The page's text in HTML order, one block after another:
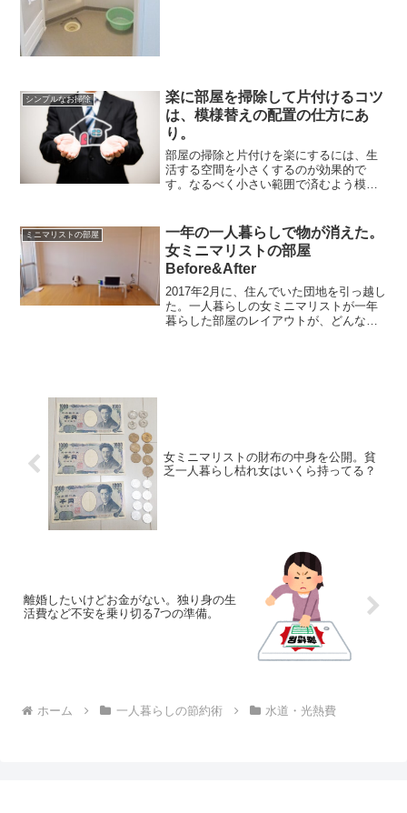
シンプルなお掃除
楽に部屋を掃除して片付けるコツ
は、模様替えの配置の仕方にあ
り。
部屋の掃除と片付けを楽にするには、生
活する空間を小さくするのが効果的で
す。なるべく小さい範囲で済むよう模様
業中は、立つ手間さえ惜しい。そんなズ
ボラには、座ったままで大体...
ミニマリストの部屋
一年の一人暮らしで物が消えた。
女ミニマリストの部屋
Before&After
2017年2月に、住んでいた団地を引っ越し
た。一人暮らしの女ミニマリストが一年
暮らした部屋のレイアウトが、どんな感
女ミニマリストの財布の中身を公開。貧
乏一人暮らし枯れ女はいくら持ってる？
離婚したいけどお金がない。独り身の生
活費など不安を乗り切る7つの準備。
ホーム 一人暮らしの節約術 水道・光熱費